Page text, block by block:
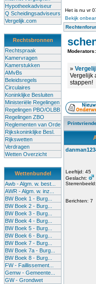
Hypotheekadviseur
Q Scheidingsadviseurs
Vergelijk.com
Rechtsbronnen
Rechtspraak
Kamervragen
Kamerstukken
AMvBs
Beleidsregels
Circulaires
Koninklijke Besluiten
Ministeriële Regelingen
Regelingen PBO/OLBB
Regelingen ZBO
Reglementen van Orde
Rijkskoninklijke Besl.
Rijkswetten
Verdragen
Wetten Overzicht
Wettenbundel
Awb - Algm. w. best...
AWR - Algm. w. inz...
BW Boek 1 - Burg...
BW Boek 2 - Burg...
BW Boek 3 - Burg...
BW Boek 4 - Burg...
BW Boek 5 - Burg...
BW Boek 6 - Burg...
BW Boek 7 - Burg...
BW Boek 7a - Burg...
BW Boek 8 - Burg...
FW - Faillissement...
Gemw - Gemeente...
GW - Grondwet
Het is nu vr
Bekijk
Moderators:
»
Vergelijk
stappen!
Leeftijd: 45
Geslacht:
Sterrenbeeld:
Berichten: 7